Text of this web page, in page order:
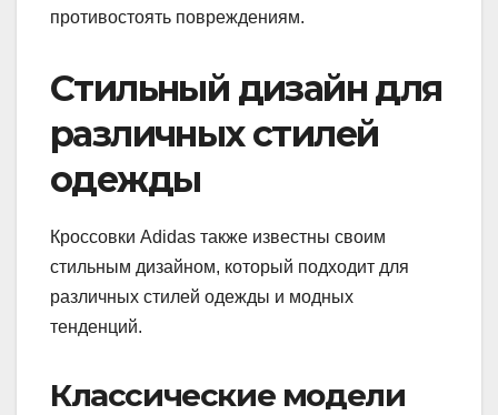
противостоять повреждениям.
Стильный дизайн для
различных стилей
одежды
Кроссовки Adidas также известны своим
стильным дизайном, который подходит для
различных стилей одежды и модных
тенденций.
Классические модели